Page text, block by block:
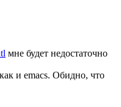
мне будет недостаточно
и emacs. Обидно, что